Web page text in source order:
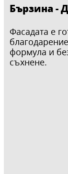
Бързина -
Фасадата е
формула и
съхнене.